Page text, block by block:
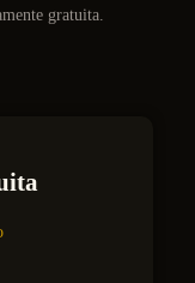
gratuita.